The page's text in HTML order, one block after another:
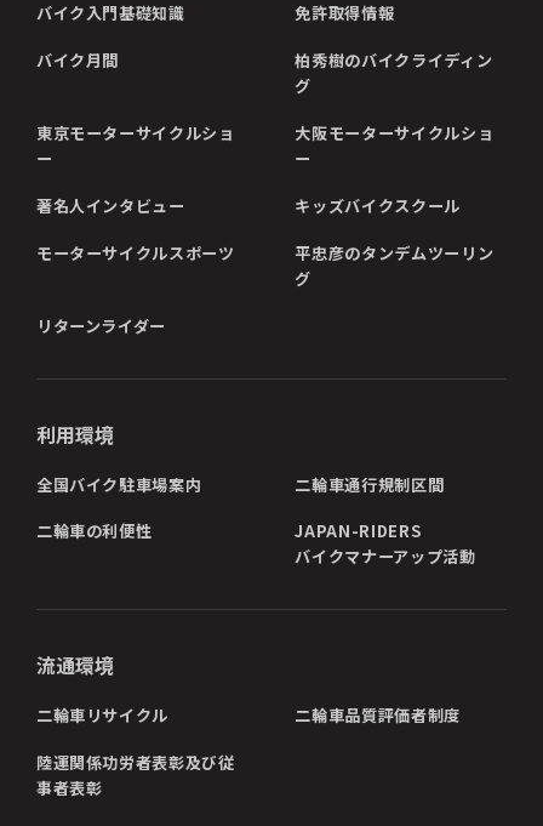
バイク入門基礎知識 免許取得情報
バイク月間
柏秀樹のバイクライディン
グ
東京モーターサイクルショ
ー
大阪モーターサイクルショ
ー
著名人インタビュー キッズバイクスクール
モーターサイクルスポーツ
平忠彦のタンデムツーリン
グ
リターンライダー
利用環境
全国バイク駐車場案内 二輪車通行規制区間
二輪車の利便性
JAPAN-RIDERS
バイクマナーアップ活動
流通環境
二輪車リサイクル 二輪車品質評価者制度
陸運関係功労者表彰及び従
事者表彰